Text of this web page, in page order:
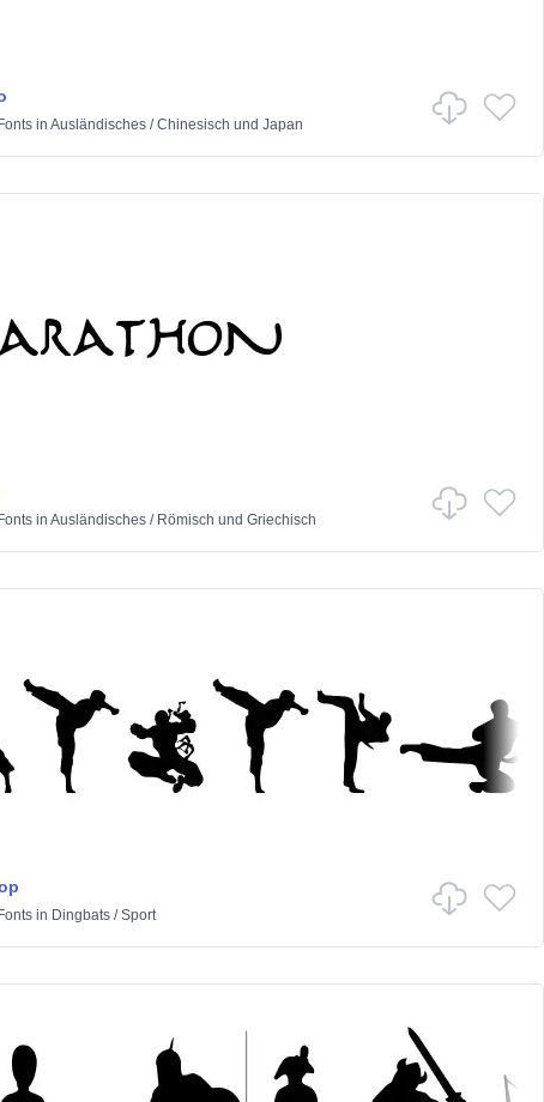
in Ausländisches/Chinesisch und Japan
in Ausländisches/ Römisch und Griechisch
in Dingbats/Sport